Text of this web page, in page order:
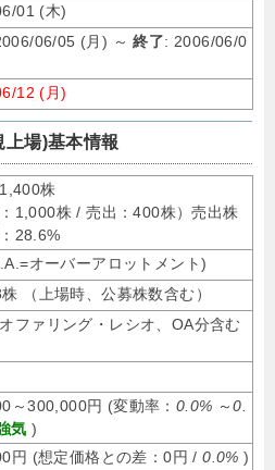
01 (木)
06/05 (月) ～終了: 2006/06/0
12 (月)
上場)基本情報
株
：1,000株 / 売出：400株）売出株
28.6%
オーバーアロットメント)
（上場時、公募株数含む）
ファリング・レシオ、OA分含む
～300,000円 (変動率： 0.0% ～0.
気 )
円 (想定価格との差：0円 /0.0% )